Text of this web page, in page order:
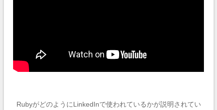
RubyがどのようにLinkedInで使われているかが説明されてい